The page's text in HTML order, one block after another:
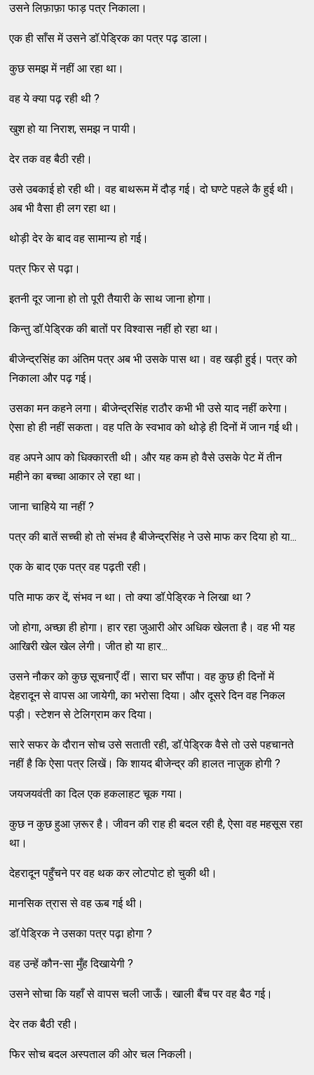
उसने लिफ़ाफ़ा फाड़ पत्र निकाला।
एक ही साँस में उसने डॉ.पेड्रिक का पत्र पढ़ डाला।
कुछ समझ में नहीं आ रहा था।
वह ये क्या पढ़ रही थी ?
खुश हो या निराश, समझ न पायी।
देर तक वह बैठी रही।
उसे उबकाई हो रही थी। वह बाथरूम में दौड़ गई। दो घण्टे पहले कै हुई थी।
अब भी वैसा ही लग रहा था।
थोड़ी देर के बाद वह सामान्य हो गई।
पत्र फिर से पढ़ा।
इतनी दूर जाना हो तो पूरी तैयारी के साथ जाना होगा।
किन्तु डॉ.पेड्रिक की बातों पर विश्वास नहीं हो रहा था।
बीजेन्द्रसिंह का अंतिम पत्र अब भी उसके पास था। वह खड़ी हुई। पत्र को
निकाला और पढ़ गई।
उसका मन कहने लगा। बीजेन्द्रसिंह राठौर कभी भी उसे याद नहीं करेगा।
ऐसा हो ही नहीं सकता। वह पति के स्वभाव को थोड़े ही दिनों में जान गई थी।
वह अपने आप को धिक्कारती थी। और यह कम हो वैसे उसके पेट में तीन
महीने का बच्चा आकार ले रहा था।
जाना चाहिये या नहीं ?
पत्र की बातें सच्ची हो तो संभव है बीजेन्द्रसिंह ने उसे माफ कर दिया हो या...
एक के बाद एक पत्र वह पढ़ती रही।
पति माफ कर दें, संभव न था। तो क्या डॉ.पेड्रिक ने लिखा था ?
जो होगा, अच्छा ही होगा। हार रहा जुआरी ओर अधिक खेलता है। वह भी यह
आखिरी खेल खेल लेगी। जीत हो या हार...
उसने नौकर को कुछ सूचनाएँ दीं। सारा घर सौंपा। वह कुछ ही दिनों में
देहरादून से वापस आ जायेगी, का भरोसा दिया। और दूसरे दिन वह निकल
पड़ी। स्टेशन से टेलिग्राम कर दिया।
सारे सफर के दौरान सोच उसे सताती रही, डॉ.पेड्रिक वैसे तो उसे पहचानते
नहीं है कि ऐसा पत्र लिखें। कि शायद बीजेन्द्र की हालत नाज़ुक होगी ?
जयजयवंती का दिल एक हकलाहट चूक गया।
कुछ न कुछ हुआ ज़रूर है। जीवन की राह ही बदल रही है, ऐसा वह महसूस रहा
था।
देहरादून पहुँचने पर वह थक कर लोटपोट हो चुकी थी।
मानसिक त्रास से वह ऊब गई थी।
डॉ.पेड्रिक ने उसका पत्र पढ़ा होगा ?
वह उन्हें कौन-सा मुँह दिखायेगी ?
उसने सोचा कि यहाँ से वापस चली जाऊँ। खाली बैंच पर वह बैठ गई।
देर तक बैठी रही।
फिर सोच बदल अस्पताल की ओर चल निकली।